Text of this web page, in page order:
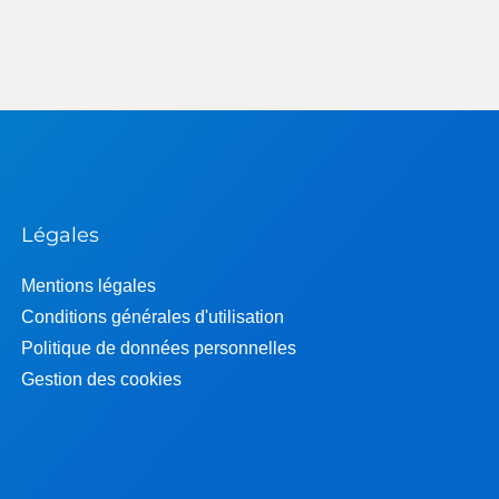
Légales
Mentions légales
Conditions générales d'utilisation
Politique de données personnelles
Gestion des cookies